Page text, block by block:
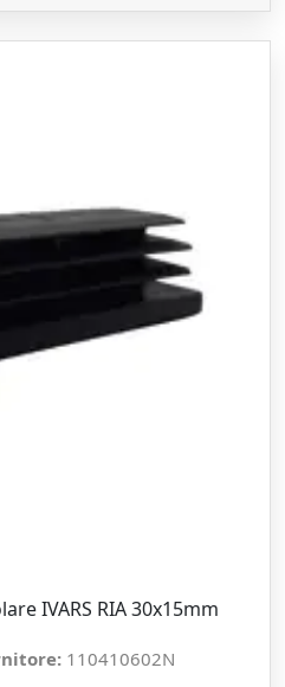
IVARS RIA 30x15mm
110410602N